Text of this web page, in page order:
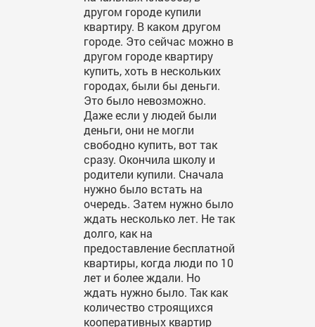
другом городе купили
квартиру. В каком другом
городе. Это сейчас можно в
другом городе квартиру
купить, хоть в нескольких
городах, были бы деньги.
Это было невозможно.
Даже если у людей были
деньги, они не могли
свободно купить, вот так
сразу. Окончила школу и
родители купили. Сначала
нужно было встать на
очередь. Затем нужно было
ждать несколько лет. Не так
долго, как на
предоставление бесплатной
квартиры, когда люди по 10
лет и более ждали. Но
ждать нужно было. Так как
количество строящихся
кооперативных квартир